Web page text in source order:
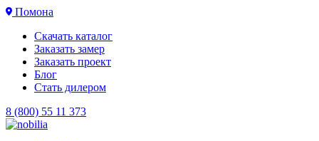
Помона
Скачать каталог
Заказать замер
Заказать проект
Блог
Стать дилером
8 (800) 55 11 373